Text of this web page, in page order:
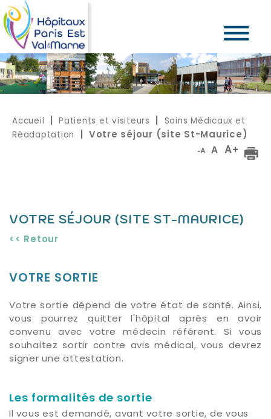
Accueil Patients et visiteurs
Soins Médicaux et
Réadaptation
| Votre séjour (site St-Maurice)
VOTRE SÉJOUR (SITE ST-MAURICE)
<< Retour
VOTRE SORTIE
Votre sortie dépend de votre état de santé. Ainsi,
vous pourrez quitter l'hôpital après en avoir
convenu avec votre médecin référent. Si vous
souhaitez sortir contre avis médical, vous devrez
signer une attestation.
Les formalités de sortie
Il vous est demandé, avant votre sortie, de vous